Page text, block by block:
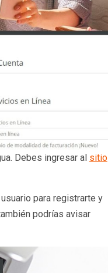
Debes ingresar al sitio
para registrarte y
podrías avisar